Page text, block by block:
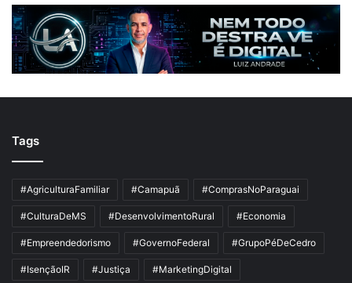
Tags
#AgriculturaFamiliar #Camapuã #ComprasNoParaguai
#CulturaDeMS #DesenvolvimentoRural #Economia
#Empreendedorismo #GovernoFederal #GrupoPéDeCedro
#IsençãoIR #Justiça #MarketingDigital